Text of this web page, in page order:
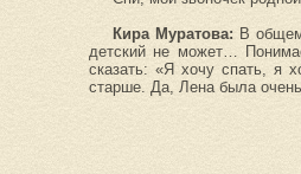
Кира Муратова: В
детский не может…
сказать: «Я хочу спать, я
старше. Да, Лена была очень